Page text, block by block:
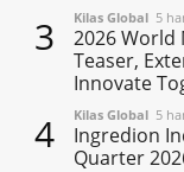
3 Kilas Global 5
2026 World
Teaser,
Innovate
4 Kilas Global 5
Ingredion
Quarter